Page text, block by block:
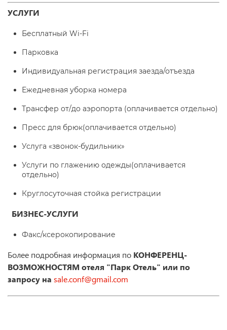
УСЛУГИ
Бесплатный Wi-Fi
Парковка
Индивидуальная регистрация заезда/отъезда
Ежедневная уборка номера
Трансфер от/до аэропорта (оплачивается отдельно)
Пресс для брюк(оплачивается отдельно)
Услуга «звонок-будильник»
Услуги по глажению одежды(оплачивается
отдельно)
Круглосуточная стойка регистрации
БИЗНЕС-УСЛУГИ
Факс/ксерокопирование
Более подробная информация по КОНФЕРЕНЦ-
ВОЗМОЖНОСТЯМ отеля "Парк Отель" или по
запросу на sale.conf@gmail.com